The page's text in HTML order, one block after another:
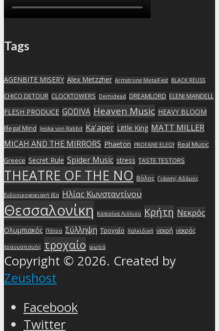
Tags
AGENBITE MISERY Alex Metzzher Armstrong MetalFest BLACK REUSS
CHICO DETOUR CLOCKTOWERS Demidead DREAMLORD ELENI MANDELL
FLESH PRODUCE GODIVA Heaven Music HEAVY BLOOM
Illegal Mind Jesika von Rabbit Ka'aper Little King MATT MILLER
MICAH AND THE MIRRORS Phaeton PROFANE ELEGY Real Music
Greece Secret Rule Spider Music stress TASTE TESTORS
THEATRE OF THE NO Βόλος Γιάννης Αδάμος
Ενδοοικογενειακή βία Ηλίας Κωνσταντίνου
Θεσσαλονίκη Κατερίνα Λιόλιου Κρήτη Νεκρός
Ολυμπιακός Πάτρα Σύλληψη Τροχαίο Χαλκιδική νεκρή νεκρός
τραυματισμός τροχαίο φωτιά
Copyright © 2026. Created by
Zeushost
Facebook
Twitter